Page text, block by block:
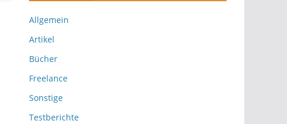
Allgemein
Artikel
Bücher
Freelance
Sonstige
Testberichte